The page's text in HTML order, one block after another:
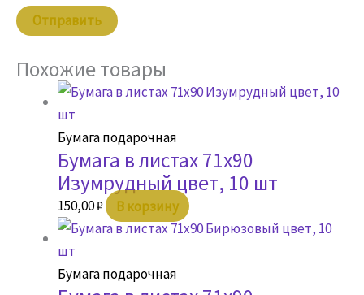
Похожие товары
Бумага подарочная
Бумага в листах 71х90
Изумрудный цвет, 10 шт
150,00₽ В корзину
Бумага подарочная